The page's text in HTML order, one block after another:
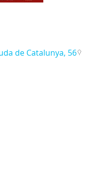
de Catalunya, 56